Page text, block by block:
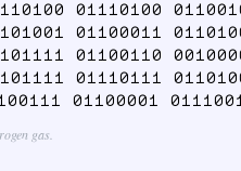
01110100
01100011
01100110
01110111
01100001
gas.